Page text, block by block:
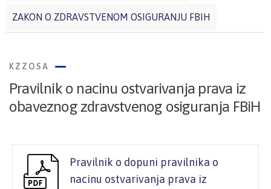
ZAKON O ZDRAVSTVENOM OSIGURANJU FBIH
KZZOSA
Pravilnik o nacinu ostvarivanja prava iz
obaveznog zdravstvenog osiguranja FBiH
Pravilnik o dopuni pravilnika o
nacinu ostvarivanja prava iz